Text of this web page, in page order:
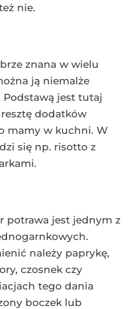
nie.
znana w wielu
ją niemalże
jest tutaj
dodatków
mamy w kuchni. W
się np. risotto z
potrawa jest jednym z
należy paprykę,
czosnek czy
tego dania
boczek lub